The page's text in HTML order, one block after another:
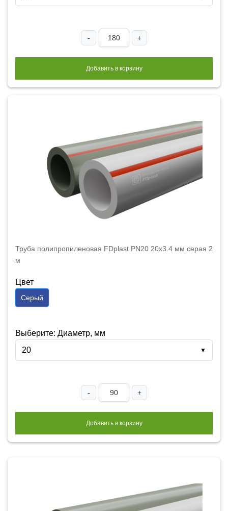
- +
Добавить в корзину
Труба полипропиленовая FDplast PN20 20x3.4 мм серая 2
м
Цвет
Серый
Выберите: Диаметр, мм
20
▼
- +
Добавить в корзину